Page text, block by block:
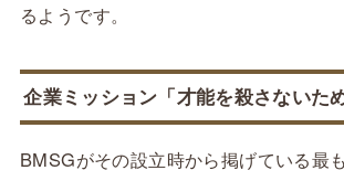
るようです。
企業ミッション「才能を殺さないた
BMSGがその設立時から掲げている最